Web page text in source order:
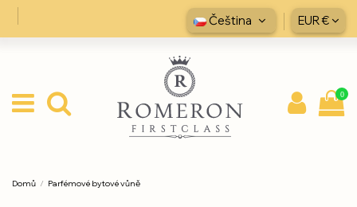
Čeština EUR €
0
Domů Parfémové bytové vůně